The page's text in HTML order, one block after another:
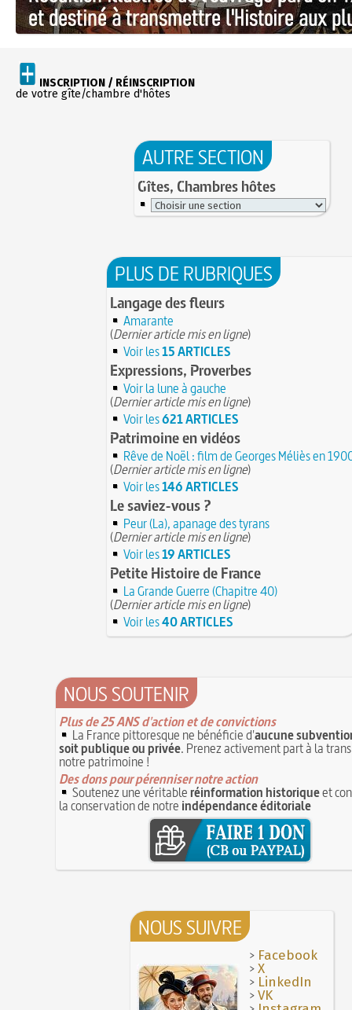
INSCRIPTION / RÉINSCRIPTION
de votre gîte/chambre d'hôtes
AUTRE SECTION
Gîtes, Chambres hôtes
PLUS DE RUBRIQUES
Langage des fleurs
Amarante
(Dernier article mis en ligne)
Voir les15 ARTICLES
Expressions, Proverbes
Voir la lune à gauche
(Dernier article mis en ligne)
Voir les621 ARTICLES
Patrimoine en vidéos
Rêve de Noël : film de Georges Méliès en
(Dernier article mis en ligne)
Voir les146 ARTICLES
Le saviez-vous ?
Peur (La), apanage des tyrans
(Dernier article mis en ligne)
Voir les19 ARTICLES
Petite Histoire de France
La Grande Guerre (Chapitre 40)
(Dernier article mis en ligne)
Voir les40 ARTICLES
NOUS SOUTENIR
Plus de 25 ANS d'action et de convictions
La France pittoresque ne bénéficie d'aucune
soit publique ou privée. Prenez activement part à la
notre patrimoine !
Des dons pour pérenniser notre action
Soutenez une véritableréinformation historiqueet
la conservation de notre indépendance éditoriale
NOUS SUIVRE
> Facebook
>X
> LinkedIn
>VK